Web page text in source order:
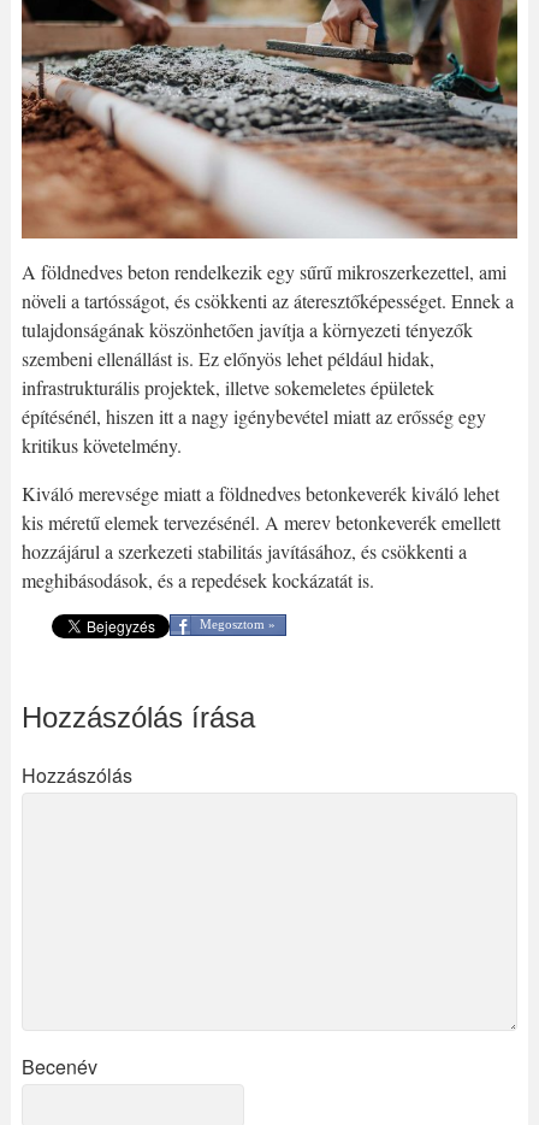
A földnedves beton rendelkezik egy sűrű mikroszerkezettel, ami
növeli a tartósságot, és csökkenti az áteresztőképességet. Ennek a
tulajdonságának köszönhetően javítja a környezeti tényezők
szembeni ellenállást is. Ez előnyös lehet például hidak,
infrastrukturális projektek, illetve sokemeletes épületek
építésénél, hiszen itt a nagy igénybevétel miatt az erősség egy
kritikus követelmény.
Kiváló merevsége miatt a földnedves betonkeverék kiváló lehet
kis méretű elemek tervezésénél. A merev betonkeverék emellett
hozzájárul a szerkezeti stabilitás javításához, és csökkenti a
meghibásodások, és a repedések kockázatát is.
Megosztom »
Hozzászólás írása
Hozzászólás
Becenév